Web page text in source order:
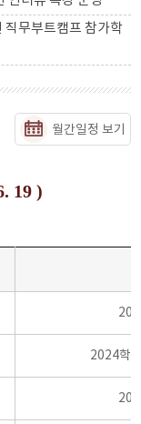
직무부트캠프 참가학
월간일정 보기
19 )
2024학